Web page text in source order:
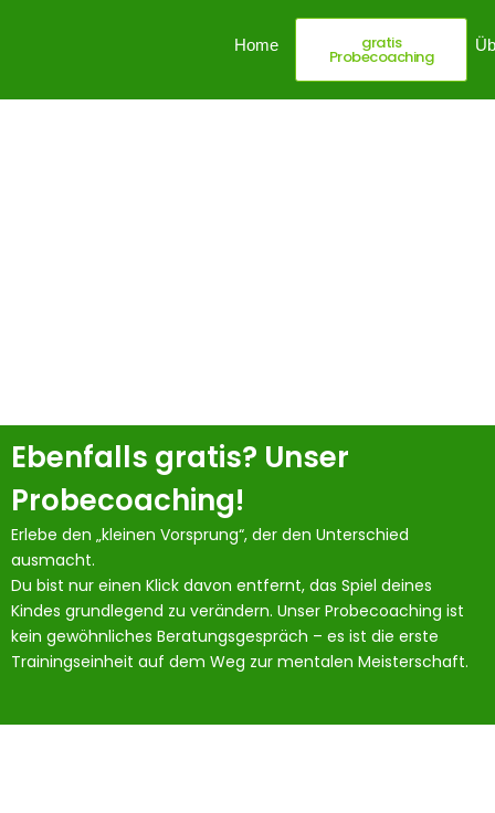
Home Dein Mehrwert
gratis
Probecoaching
Ebenfalls gratis? Unser
Probecoaching!
Erlebe den „kleinen Vorsprung“, der den Unterschied
ausmacht.
Du bist nur einen Klick davon entfernt, das Spiel deines
Kindes grundlegend zu verändern. Unser Probecoaching ist
kein gewöhnliches Beratungsgespräch – es ist die erste
Trainingseinheit auf dem Weg zur mentalen Meisterschaft.